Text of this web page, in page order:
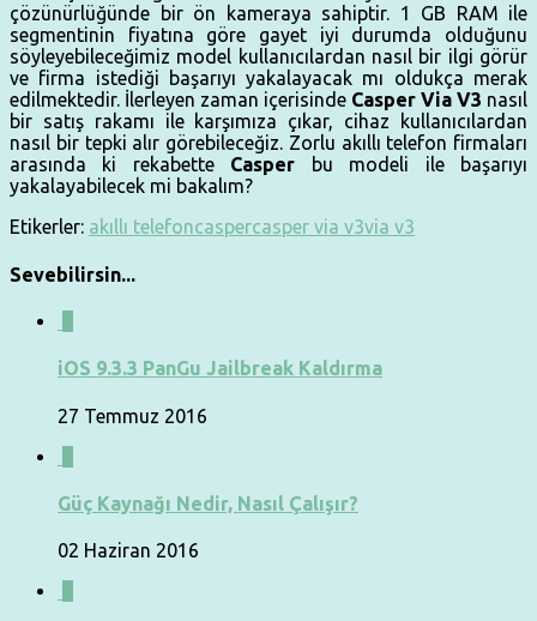
çözünürlüğünde bir ön kameraya sahiptir. 1 GB RAM ile
segmentinin fiyatına göre gayet iyi durumda olduğunu
söyleyebileceğimiz model kullanıcılardan nasıl bir ilgi görür
ve firma istediği başarıyı yakalayacak mı oldukça merak
edilmektedir. İlerleyen zaman içerisinde Casper Via V3 nasıl
bir satış rakamı ile karşımıza çıkar, cihaz kullanıcılardan
nasıl bir tepki alır görebileceğiz. Zorlu akıllı telefon firmaları
arasında ki rekabette Casper bu modeli ile başarıyı
yakalayabilecek mi bakalım?
Etikerler: akıllı telefoncaspercasper via v3via v3
Sevebilirsin...
iOS 9.3.3 PanGu Jailbreak Kaldırma
27 Temmuz 2016
Güç Kaynağı Nedir, Nasıl Çalışır?
02 Haziran 2016